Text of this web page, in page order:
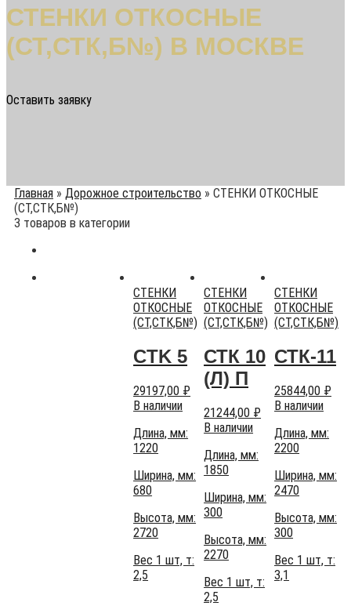
СТЕНКИ ОТКОСНЫЕ
(СТ,СТК,Б№) В МОСКВЕ
Оставить заявку
Главная » Дорожное строительство » СТЕНКИ ОТКОСНЫЕ
(СТ,СТК,Б№)
3 товаров в категории
СТЕНКИ
ОТКОСНЫЕ
(СТ,СТК,Б№)
CTK 5
29197,00 ₽
В наличии
Длина, мм:
1220
Ширина, мм:
680
Высота, мм:
2720
Вес 1 шт, т:
2,5
СТЕНКИ
ОТКОСНЫЕ
(СТ,СТК,Б№)
СТК 10
(Л) П
21244,00 ₽
В наличии
Длина, мм:
1850
Ширина, мм:
300
Высота, мм:
2270
Вес 1 шт, т:
2,5
СТЕНКИ
ОТКОСНЫЕ
(СТ,СТК,Б№)
СТК-11
25844,00 ₽
В наличии
Длина, мм:
2200
Ширина, мм:
2470
Высота, мм:
300
Вес 1 шт, т:
3,1